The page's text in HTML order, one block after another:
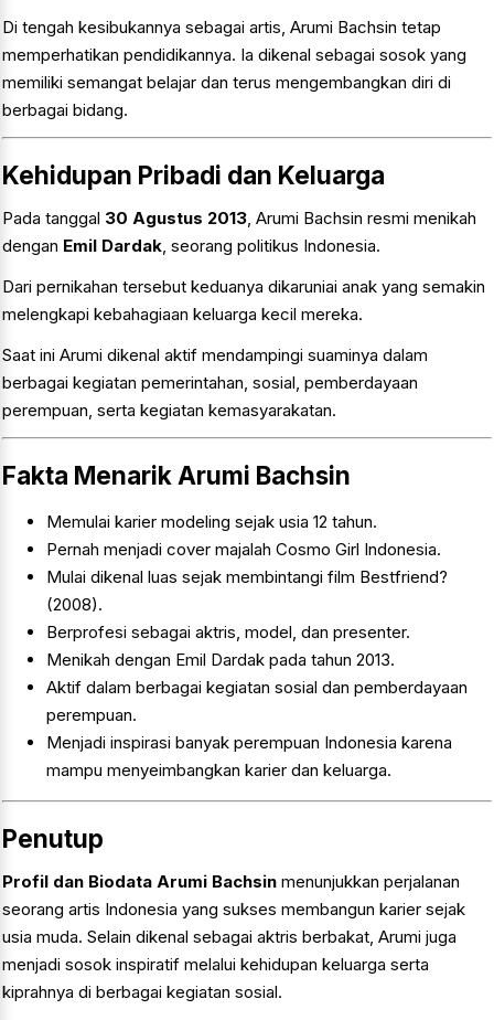
Di tengah kesibukannya sebagai artis, Arumi Bachsin tetap
memperhatikan pendidikannya. Ia dikenal sebagai sosok yang
memiliki semangat belajar dan terus mengembangkan diri di
berbagai bidang.
Kehidupan Pribadi dan Keluarga
Pada tanggal 30 Agustus 2013 , Arumi Bachsin resmi menikah
dengan Emil Dardak , seorang politikus Indonesia.
Dari pernikahan tersebut keduanya dikaruniai anak yang semakin
melengkapi kebahagiaan keluarga kecil mereka.
Saat ini Arumi dikenal aktif mendampingi suaminya dalam
berbagai kegiatan pemerintahan, sosial, pemberdayaan
perempuan, serta kegiatan kemasyarakatan.
Fakta Menarik Arumi Bachsin
Memulai karier modeling sejak usia 12 tahun.
Pernah menjadi cover majalah Cosmo Girl Indonesia.
Mulai dikenal luas sejak membintangi film Bestfriend?
(2008).
Berprofesi sebagai aktris, model, dan presenter.
Menikah dengan Emil Dardak pada tahun 2013.
Aktif dalam berbagai kegiatan sosial dan pemberdayaan
perempuan.
Menjadi inspirasi banyak perempuan Indonesia karena
mampu menyeimbangkan karier dan keluarga.
Penutup
Profil dan Biodata Arumi Bachsin menunjukkan perjalanan
seorang artis Indonesia yang sukses membangun karier sejak
usia muda. Selain dikenal sebagai aktris berbakat, Arumi juga
menjadi sosok inspiratif melalui kehidupan keluarga serta
kiprahnya di berbagai kegiatan sosial.